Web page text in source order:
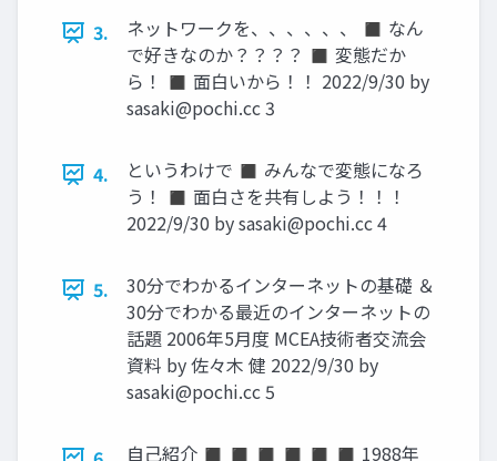
3.
ネットワークを、、、、、、 ◼ なん
で好きなのか？？？？ ◼ 変態だか
ら！ ◼ 面白いから！！ 2022/9/30 by
sasaki@pochi.cc3
4.
というわけで ◼ みんなで変態になろ
う！ ◼ 面白さを共有しよう！！！
2022/9/30 bysasaki@pochi.cc4
5.
30分でわかるインターネットの基礎 ＆
30分でわかる最近のインターネットの
話題 2006年5月度 MCEA技術者交流会
資料 by 佐々木 健 2022/9/30 by
sasaki@pochi.cc5
自己紹介 ◼ ◼ ◼ ◼ ◼ ◼ 1988年